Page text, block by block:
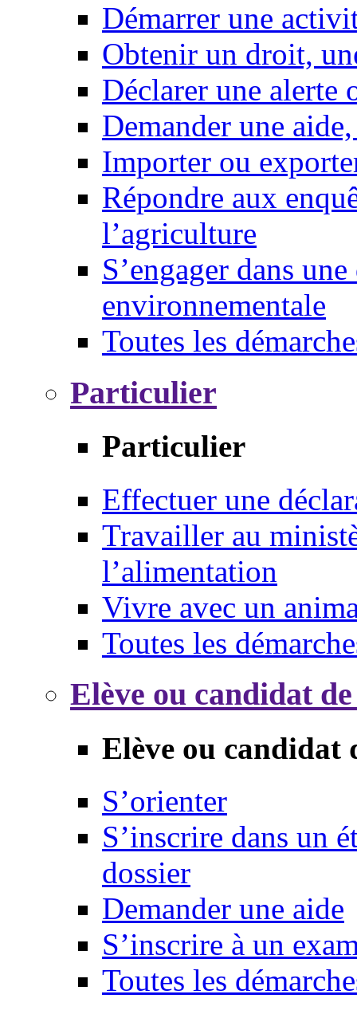
Démarrer une
Obtenir un droit,
Déclarer une alerte
Demander une
Importer ou
Répondre aux
l’agriculture
S’engager dans
environnementale
Toutes les
Particulier
Particulier
Effectuer une
Travailler au
l’alimentation
Vivre avec un
Toutes les
Elève ou candidat
Elève ou candidat
S’orienter
S’inscrire dans un
dossier
Demander une aide
S’inscrire à un
Toutes les